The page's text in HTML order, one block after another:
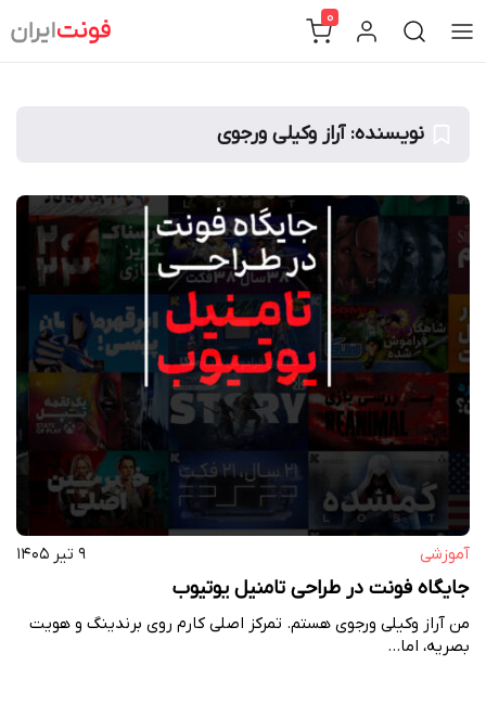
to
0
نویسنده:آراز وکیلی ورجوی
آموزشی ۹ تیر ۱۴۰۵
جایگاه فونت در طراحی تامنیل یوتیوب
من آراز وکیلی ورجوی هستم. تمرکز اصلی کارم روی برندینگ و هویت
بصریه، اما…